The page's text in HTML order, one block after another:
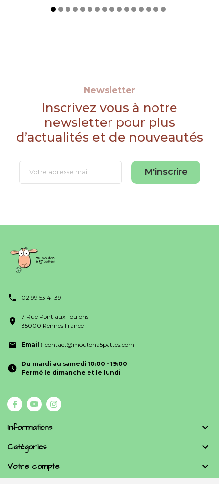
Newsletter
Inscrivez vous à notre
newsletter pour plus
d’actualités et de nouveautés
M'inscrire
02 99 53 41 39
7 Rue Pont aux Foulons
35000 Rennes France
Email : contact@moutona5pattes.com
Du mardi au samedi 10:00 - 19:00
Fermé le dimanche et le lundi
Informations 
Catégories 
Votre compte 